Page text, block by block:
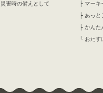
災害時の備えとして
├ マーキ
├ あっと
├ かんた
└ おたす